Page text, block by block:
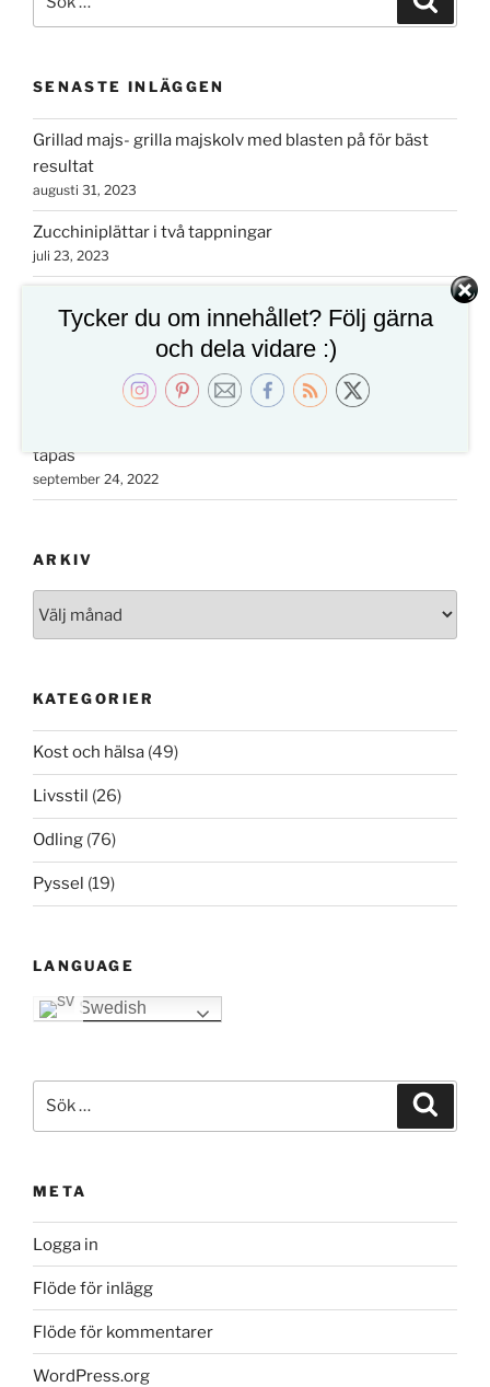
efter:
SENASTE INLÄGGEN
Grillad majs- grilla majskolv med blasten på för bäst
resultat
augusti 31, 2023
Zucchiniplättar i två tappningar
juli 23, 2023
maj 19, 2023
Tarte tatin på päron- ljuvlig och snabb päronpaj
oktober 15, 2022
tapas
september 24, 2022
ARKIV
KATEGORIER
Kost och hälsa (49)
Livsstil (26)
Odling (76)
Pyssel (19)
LANGUAGE
Swedish
efter:
META
Logga in
Flöde för inlägg
Flöde för kommentarer
WordPress.org
Tycker du om innehållet? Följ gärna
och dela vidare :)